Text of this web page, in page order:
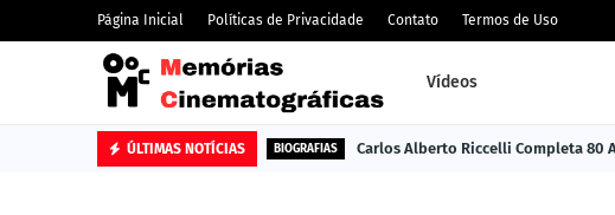
Página Inicial Políticas de Privacidade Contato Termos de Uso
Vídeos
ÚLTIMAS NOTÍCIAS BIOGRAFIAS Carlos Alberto Riccelli Completa 80